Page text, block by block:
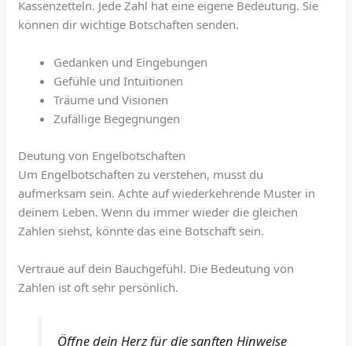
Kassenzetteln. Jede Zahl hat eine eigene Bedeutung. Sie
können dir wichtige Botschaften senden.
Gedanken und Eingebungen
Gefühle und Intuitionen
Träume und Visionen
Zufällige Begegnungen
Deutung von Engelbotschaften
Um Engelbotschaften zu verstehen, musst du
aufmerksam sein. Achte auf wiederkehrende Muster in
deinem Leben. Wenn du immer wieder die gleichen
Zahlen siehst, könnte das eine Botschaft sein.
Vertraue auf dein Bauchgefühl. Die Bedeutung von
Zahlen ist oft sehr persönlich.
Öffne dein Herz für die sanften Hinweise